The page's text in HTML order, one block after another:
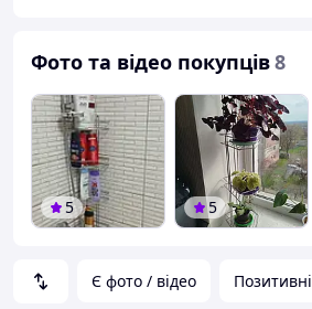
Є фото / відео Позитивні
Фото та відео покупців8
5 5